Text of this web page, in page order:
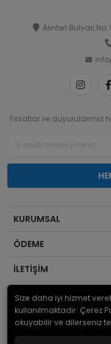
Alınteri Bulvarı
Fırsatlar ve
KURUMSAL
ÖDEME
İLETİŞİM
© 2026Mekanik Sepeti. Bir
Size daha iyi hizmet
kullanılmaktadır. Çerez
okuyabilir ve dilerseniz